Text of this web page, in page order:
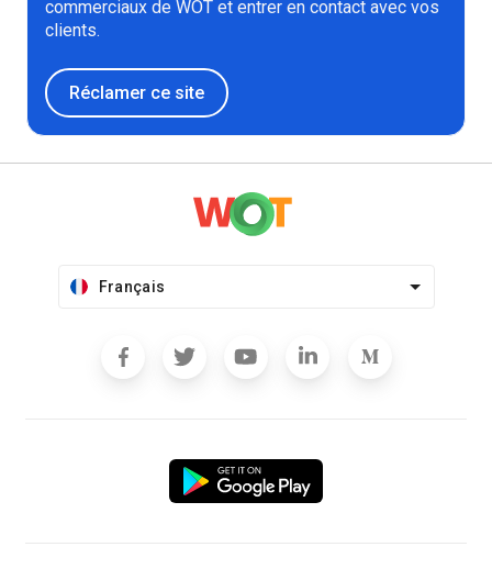
commerciaux de WOT et entrer en contact avec vos
clients.
Réclamer ce site
Français